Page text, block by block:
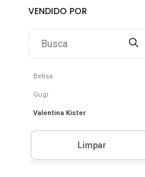
Betisa
Gugi
Valentina Kister